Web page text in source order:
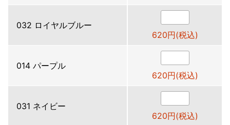
032 ロイヤルブルー
620円(税込)
014 パープル
620円(税込)
031 ネイビー
620円(税込)